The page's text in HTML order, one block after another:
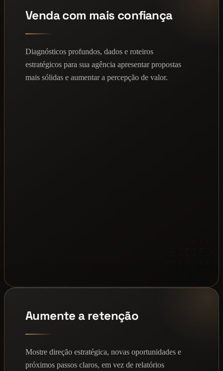
Venda com mais confiança
Diagnósticos profundos, dados e roteiros
estratégicos para sua agência apresentar propostas
mais sólidas e aumentar a percepção de valor.
Aumente a retenção
Mostre direção estratégica, novas oportunidades e
próximos passos claros, em vez de relatórios